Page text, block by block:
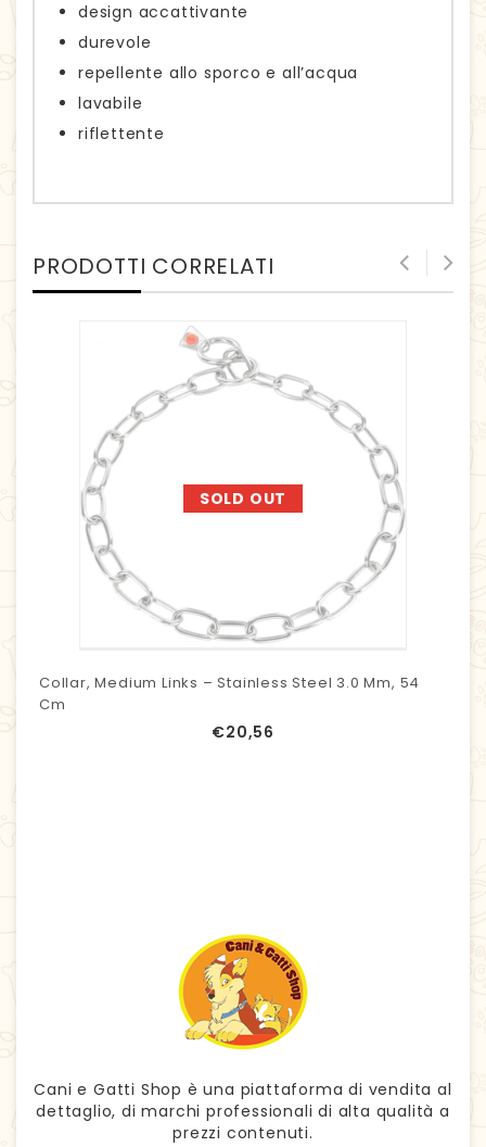
design accattivante
durevole
repellente allo sporco e all’acqua
lavabile
riflettente
PRODOTTI CORRELATI
SOLD OUT
Collar, Medium Links – Stainless Steel 3.0 Mm, 54
Cm
€20,56
Cani e Gatti Shop è una piattaforma di vendita al
dettaglio, di marchi professionali di alta qualità a
prezzi contenuti.